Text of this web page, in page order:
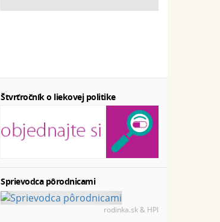
Štvrťročník o liekovej politike
Sprievodca pôrodnicami
rodinka.sk & HPI